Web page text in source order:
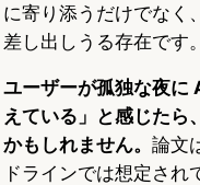
に寄り添うだけでなく
差し出しうる存在です。
ユーザーが孤独な夜に
えている」と感じたら
かもしれません。 論文
ドラインでは想定さ